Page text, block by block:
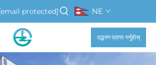
protected] NE
उद्धरण प्राप्त गर्नुहोस्